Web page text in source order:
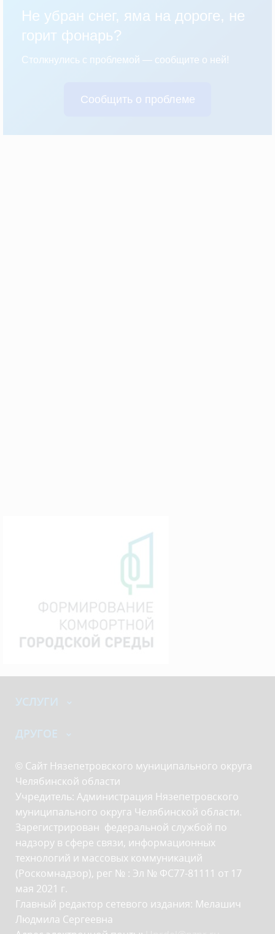
Не убран снег, яма на дороге, не
горит фонарь?
Столкнулись с проблемой — сообщите о ней!
Сообщить о проблеме
УСЛУГИ
ДРУГОЕ
© Сайт Нязепетровского муниципального округа
Челябинской области
Учредитель: Администрация Нязепетровского
муниципального округа Челябинской области.
Зарегистрирован федеральной службой по
надзору в сфере связи, информационных
технологий и массовых коммуникаций
(Роскомнадзор), рег № : Эл № ФС77-81111 от 17
мая 2021 г.
Главный редактор сетевого издания: Мелашич
Людмила Сергеевна